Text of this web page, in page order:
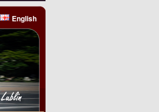
English